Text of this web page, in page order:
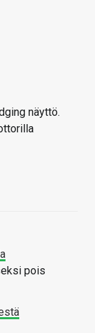
näyttö.
pois